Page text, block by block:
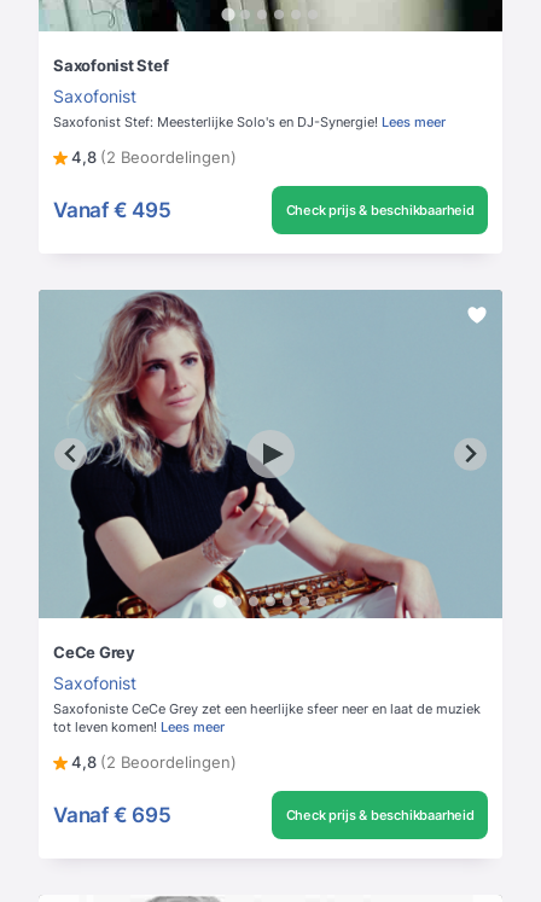
Saxofonist Stef
Saxofonist
Saxofonist Stef: Meesterlijke Solo's en DJ-Synergie! Lees meer
4,8 (2 Beoordelingen)
Vanaf € 495 Check prijs & beschikbaarheid
CeCe Grey
Saxofonist
Saxofoniste CeCe Grey zet een heerlijke sfeer neer en laat de muziek
tot leven komen! Lees meer
4,8 (2 Beoordelingen)
Vanaf € 695 Check prijs & beschikbaarheid